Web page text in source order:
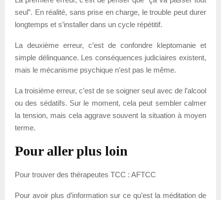
seul”. En réalité, sans prise en charge, le trouble peut durer
longtemps et s’installer dans un cycle répétitif.
La deuxième erreur, c’est de confondre kleptomanie et
simple délinquance. Les conséquences judiciaires existent,
mais le mécanisme psychique n’est pas le même.
La troisième erreur, c’est de se soigner seul avec de l’alcool
ou des sédatifs. Sur le moment, cela peut sembler calmer
la tension, mais cela aggrave souvent la situation à moyen
terme.
Pour aller plus loin
Pour trouver des thérapeutes TCC : AFTCC
Pour avoir plus d’information sur ce qu’est la méditation de